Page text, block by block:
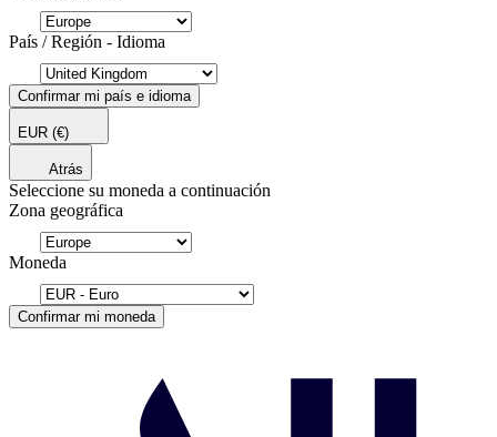
País / Región - Idioma
Confirmar mi país e idioma
EUR (€)
Atrás
Seleccione su moneda a continuación
Zona geográfica
Moneda
Confirmar mi moneda